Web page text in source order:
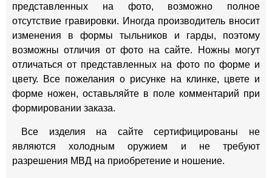
представленных на фото, возможно полное
отсутствие гравировки. Иногда производитель вносит
изменения в формы тыльников и гарды, поэтому
возможны отличия от фото на сайте. Ножны могут
отличаться от представленных на фото по форме и
цвету. Все пожелания о рисунке на клинке, цвете и
форме ножен, оставьляйте в поле комментарий при
формировании заказа.
Все изделия на сайте сертифицированы не
являются холодным оружием и не требуют
разрешения МВД на приобретение и ношение.